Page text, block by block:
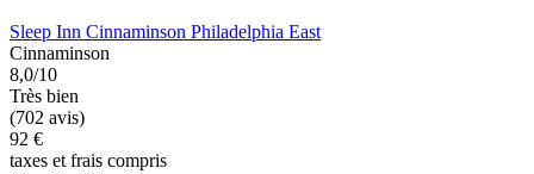
Sleep Inn Cinnaminson Philadelphia East
Cinnaminson
8,0/10
Très bien
(702 avis)
92 €
taxes et frais compris